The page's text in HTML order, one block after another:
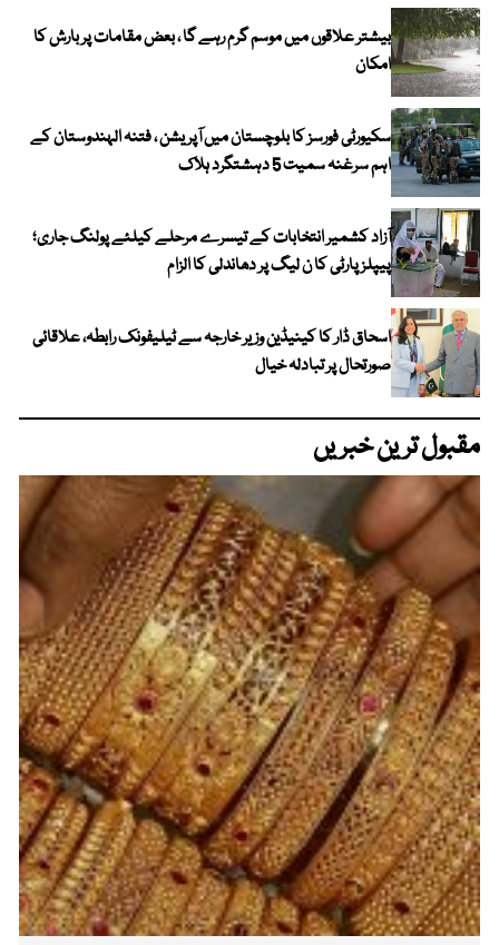
بیشتر علاقوں میں موسم گرم رہے گا ، بعض مقامات پر بارش کا
امکان
سکیورٹی فورسز کا بلوچستان میں آپریشن ، فتنہ الہندوستان کے
اہم سرغنہ سمیت 5 دہشتگرد ہلاک
آزاد کشمیر انتخابات کے تیسرے مرحلے کیلئے پولنگ جاری؛
پیپلز پارٹی کا ن لیگ پر دھاندلی کا الزام
اسحاق ڈار کا کینیڈین وزیر خارجہ سے ٹیلیفونک رابطہ، علاقائی
صورتحال پر تبادلہ خیال
مقبول ترین خبریں